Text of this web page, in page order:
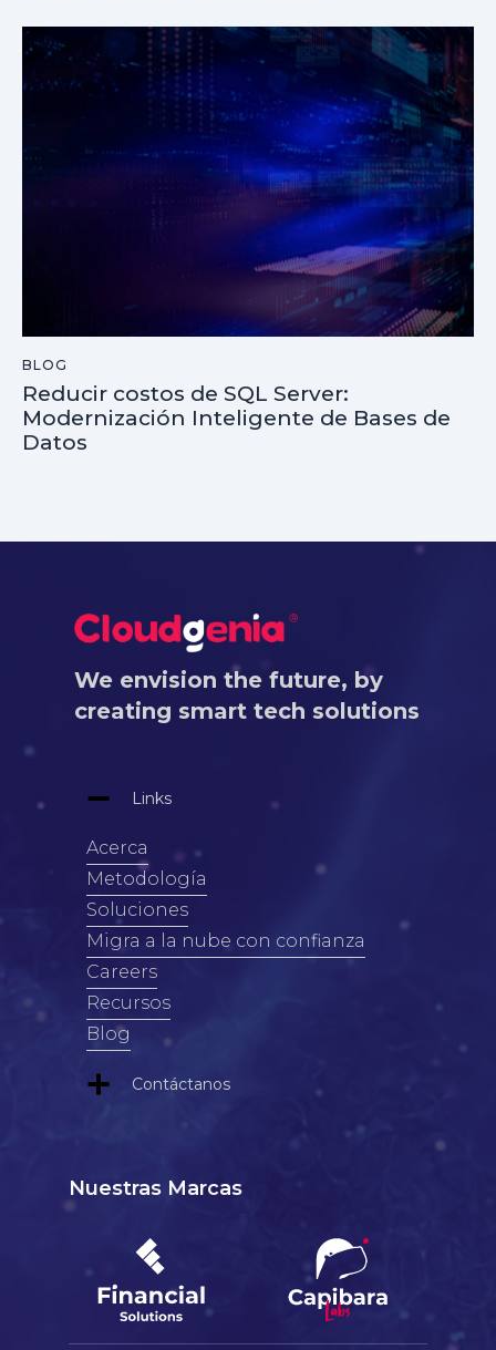
BLOG
Reducir costos de SQL Server:
Modernización Inteligente de Bases de
Datos
We envision the future, by
creating smart tech solutions
Links
Acerca
Metodología
Soluciones
Migra a la nube con confianza
Careers
Recursos
Blog
Contáctanos
Nuestras Marcas